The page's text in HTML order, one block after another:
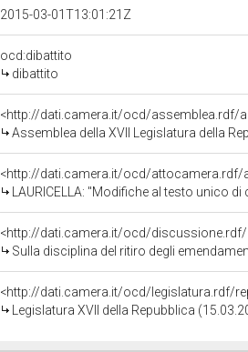
2015-03-01T13:01:21Z
ocd:dibattito
dibattito
<http://dati.camera.it/ocd/assemblea.rdf/
Assemblea della XVII Legislatura della
<http://dati.camera.it/ocd/attocamera.rdf/
LAURICELLA: "Modifiche al testo unico di cui al decreto del Presidente della Repubblica 30 marzo
<http://dati.camera.it/ocd/discussione.rdf/
Sulla disciplina del ritiro degli
<http://dati.camera.it/ocd/legislatura.rdf/
Legislatura XVII della Repubblica